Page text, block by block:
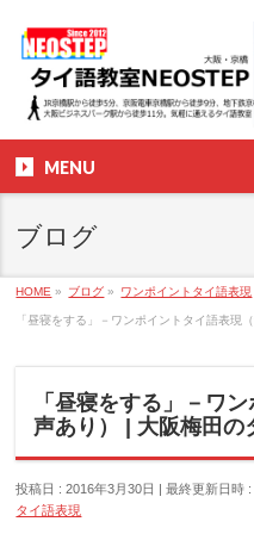
MENU
ブログ
HOME » ブログ » ワンポイントタイ語表現
「昼寝をする」－ワンポイントタイ語表現
「昼寝をする」－ワ
声あり） | 大阪梅田の
投稿日 : 2016年3月30日 最終更新日時
タイ語表現